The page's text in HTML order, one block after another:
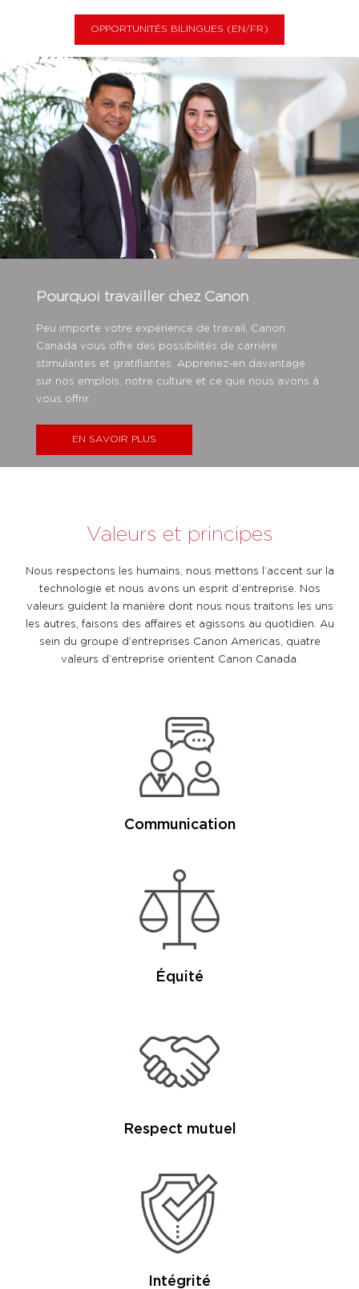
OPPORTUNITÉS BILINGUES (EN/FR)
Pourquoi travailler chez Canon
Peu importe votre expérience de travail, Canon
Canada vous offre des possibilités de carrière
stimulantes et gratifiantes. Apprenez-en davantage
sur nos emplois, notre culture et ce que nous avons à
vous offrir.
EN SAVOIR PLUS
Valeurs et principes
Nous respectons les humains, nous mettons l’accent sur la
technologie et nous avons un esprit d’entreprise. Nos
valeurs guident la manière dont nous nous traitons les uns
les autres, faisons des affaires et agissons au quotidien. Au
sein du groupe d’entreprises Canon Americas, quatre
valeurs d’entreprise orientent Canon Canada.
Communication
Équité
Respect mutuel
Intégrité